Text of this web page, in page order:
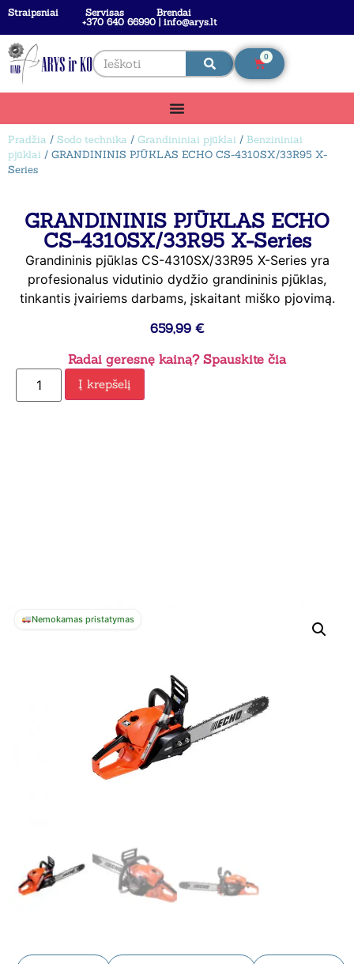
Straipsniai Servisas
Brendai
+370 640 66990 | info@arys.lt
0
Pradžia / Sodo technika / Grandininiai pjūklai / Benzininiai
pjūklai / GRANDININIS PJŪKLAS ECHO CS-4310SX/33R95 X-
Series
GRANDININIS PJŪKLAS ECHO
CS-4310SX/33R95 X-Series
Grandininis pjūklas CS-4310SX/33R95 X-Series yra
profesionalus vidutinio dydžio grandininis pjūklas,
tinkantis įvairiems darbams, įskaitant miško pjovimą.
659,99 €
Radai geresnę kainą? Spauskite čia
Į krepšelį
Nemokamas pristatymas